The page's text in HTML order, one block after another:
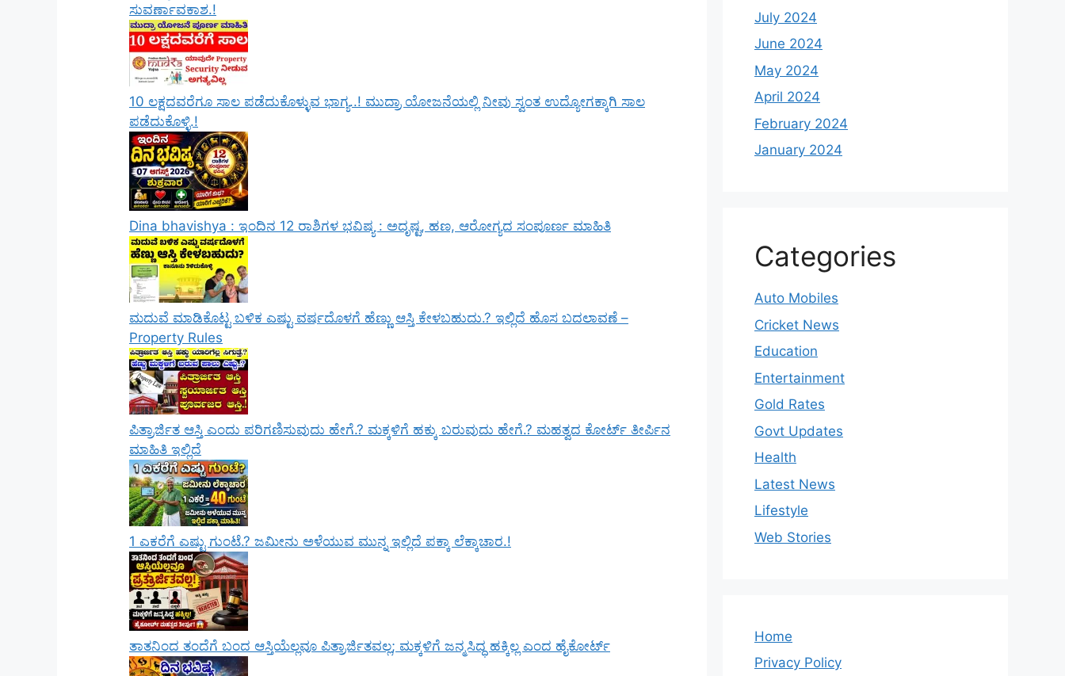
ಸುವರ್ಣಾವಕಾಶ.!
10 ಲಕ್ಷದವರೆಗೂ ಸಾಲ ಪಡೆದುಕೊಳ್ಳುವ ಭಾಗ್ಯ..! ಮುದ್ರಾ ಯೋಜನೆಯಲ್ಲಿ ನೀವು ಸ್ವಂತ ಉದ್ಯೋಗಕ್ಕಾಗಿ ಸಾಲ
ಪಡೆದುಕೊಳ್ಳಿ.!
Dina bhavishya : ಇಂದಿನ 12 ರಾಶಿಗಳ ಭವಿಷ್ಯ : ಅದೃಷ್ಟ, ಹಣ, ಆರೋಗ್ಯದ ಸಂಪೂರ್ಣ ಮಾಹಿತಿ
ಮದುವೆ ಮಾಡಿಕೊಟ್ಟ ಬಳಿಕ ಎಷ್ಟು ವರ್ಷದೊಳಗೆ ಹೆಣ್ಣು ಆಸ್ತಿ ಕೇಳಬಹುದು.? ಇಲ್ಲಿದೆ ಹೊಸ ಬದಲಾವಣೆ –
Property Rules
ಪಿತ್ರಾರ್ಜಿತ ಆಸ್ತಿ ಎಂದು ಪರಿಗಣಿಸುವುದು ಹೇಗೆ.? ಮಕ್ಕಳಿಗೆ ಹಕ್ಕು ಬರುವುದು ಹೇಗೆ.? ಮಹತ್ವದ ಕೋರ್ಟ್ ತೀರ್ಪಿನ
ಮಾಹಿತಿ ಇಲ್ಲಿದೆ
1 ಎಕರೆಗೆ ಎಷ್ಟು ಗುಂಟೆ.? ಜಮೀನು ಅಳೆಯುವ ಮುನ್ನ ಇಲ್ಲಿದೆ ಪಕ್ಕಾ ಲೆಕ್ಕಾಚಾರ.!
ತಾತನಿಂದ ತಂದೆಗೆ ಬಂದ ಆಸ್ತಿಯೆಲ್ಲವೂ ಪಿತ್ರಾರ್ಜಿತವಲ್ಲ; ಮಕ್ಕಳಿಗೆ ಜನ್ಮಸಿದ್ಧ ಹಕ್ಕಿಲ್ಲ ಎಂದ ಹೈಕೋರ್ಟ್
July 2024
June 2024
May 2024
April 2024
February 2024
January 2024
Categories
Auto Mobiles
Cricket News
Education
Entertainment
Gold Rates
Govt Updates
Health
Latest News
Lifestyle
Web Stories
Home
Privacy Policy